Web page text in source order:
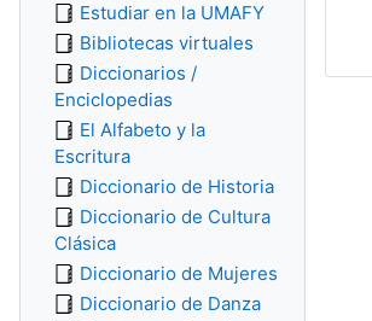
Estudiar en la UMAFY
Bibliotecas virtuales
Diccionarios /
Enciclopedias
El Alfabeto y la
Escritura
Diccionario de Historia
Diccionario de Cultura
Clásica
Diccionario de Mujeres
Diccionario de Danza